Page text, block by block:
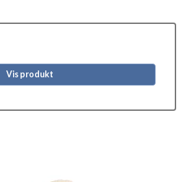
Vis produkt